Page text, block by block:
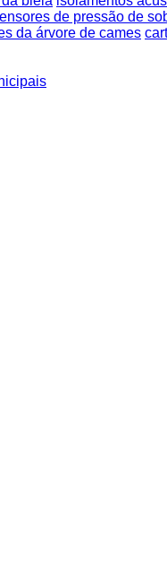
de pressão de
da árvore de cames